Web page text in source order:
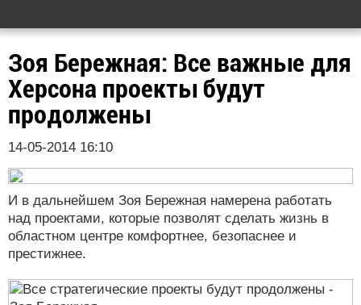
Зоя Бережная: Все важные для
Херсона проекты будут
продолжены
14-05-2014 16:10
И в дальнейшем Зоя Бережная намерена работать
над проектами, которые позволят сделать жизнь в
областном центре комфортнее, безопаснее и
престижнее.